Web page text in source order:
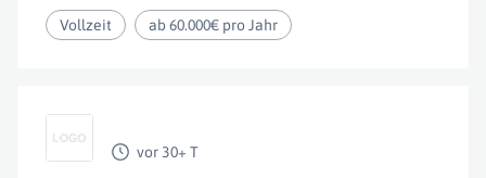
Vollzeit ab 60.000€ pro Jahr
vor 30+ T